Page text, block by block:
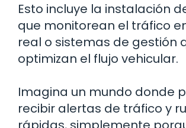
Esto incluye la instalación
que monitorean el tráfico
real o sistemas de gestión
optimizan el flujo vehicular.
Imagina un mundo donde
recibir alertas de tráfico y